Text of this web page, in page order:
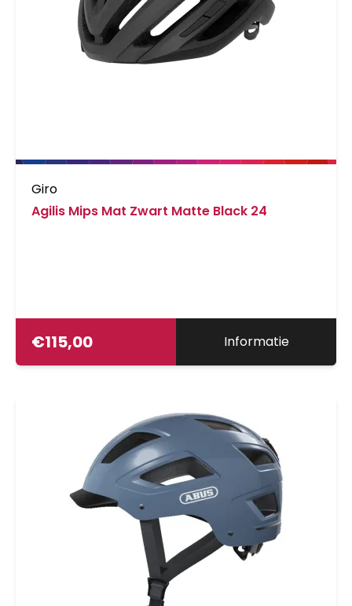
Giro
Agilis Mips Mat Zwart Matte Black 24
€115,00 Informatie